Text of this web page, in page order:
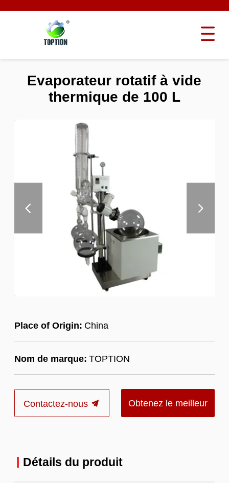
Place of Origin: China
Nom de marque: TOPTION
Contactez-nous Obtenez le meilleur
Evaporateur rotatif à vide
thermique de 100 L
Détails du produit